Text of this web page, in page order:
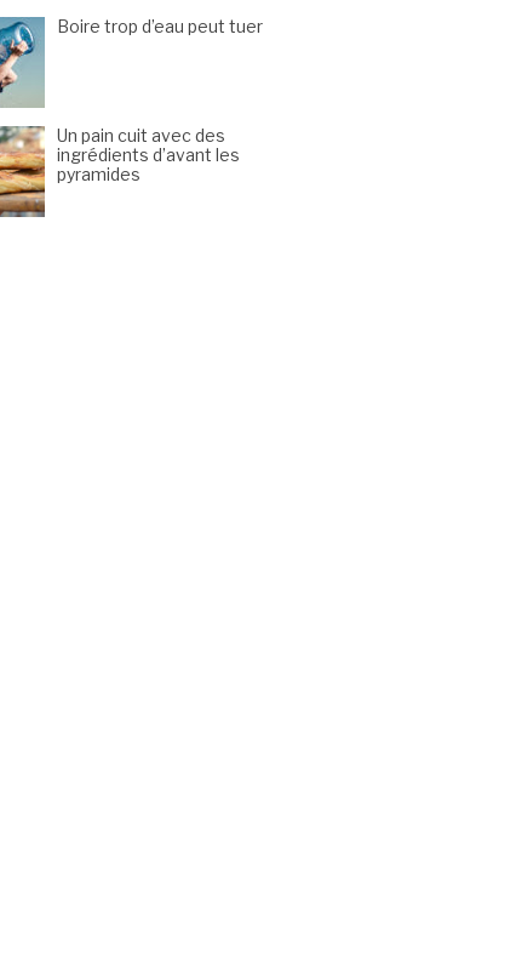
Boire trop d’eau peut tuer
Un pain cuit avec des
ingrédients d’avant les
pyramides